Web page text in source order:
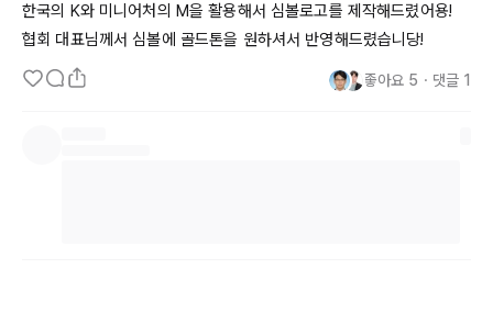
한국의 K와 미니어처의 M을 활용해서 심볼로고를 제작해드렸어용!
협회 대표님께서 심볼에 골드톤을 원하셔서 반영해드렸습니당!
좋아요 5 ・ 댓글 1